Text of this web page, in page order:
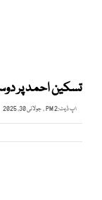
تسکین احمد پر
اپ ڈیٹ:2 PM , جولائی 30, 2025